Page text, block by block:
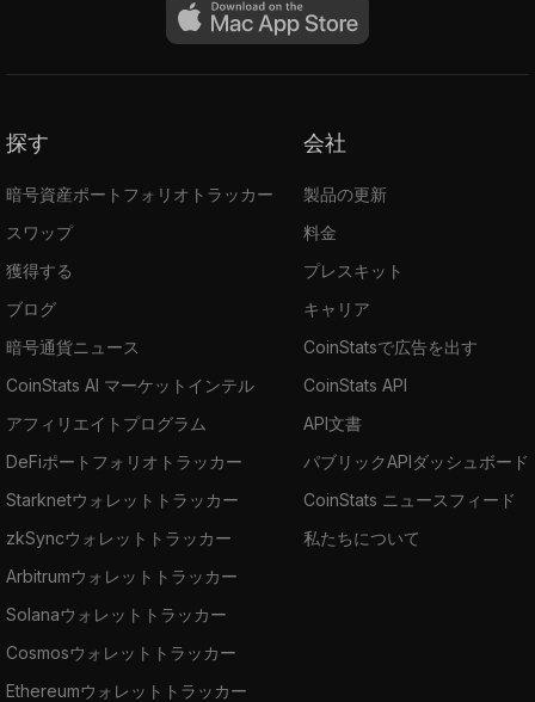
探す
暗号資産ポートフォリオトラッカー
スワップ
獲得する
ブログ
暗号通貨ニュース
CoinStats AI マーケットインテル
アフィリエイトプログラム
DeFiポートフォリオトラッカー
Starknetウォレットトラッカー
zkSyncウォレットトラッカー
Arbitrumウォレットトラッカー
Solanaウォレットトラッカー
Cosmosウォレットトラッカー
Ethereumウォレットトラッカー
会社
製品の更新
料金
プレスキット
キャリア
CoinStatsで広告を出す
CoinStats API
API文書
パブリックAPIダッシュボード
CoinStats ニュースフィード
私たちについて